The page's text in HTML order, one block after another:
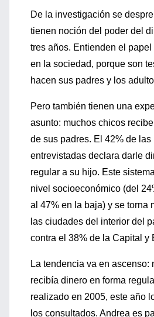
De la investigación se
tienen noción del poder del
tres años. Entienden el
en la sociedad, porque son
hacen sus padres y los
Pero también tienen una
asunto: muchos chicos
de sus padres. El 42% de las
entrevistadas declara darle
regular a su hijo. Este
nivel socioeconómico (del
al 47% en la baja) y se torna
las ciudades del interior del
contra el 38% de la Capital y
La tendencia va en ascenso:
recibía dinero en forma
realizado en 2005, este año
los consultados. Andrea es